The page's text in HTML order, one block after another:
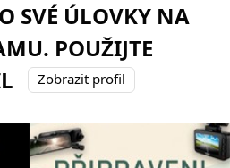
SVÉ ÚLOVKY NA
POUŽIJTE
Zobrazit profil